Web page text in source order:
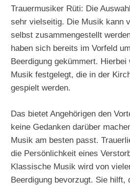
Trauermusiker Rüti: Die
sehr vielseitig. Die Musik kann
selbst zusammengestellt
haben sich bereits im Vorfeld
Beerdigung gekümmert. Hierbei
Musik festgelegt, die in der
gespielt werden.
Das bietet Angehörigen den
keine Gedanken darüber
Musik am besten passt.
die Persönlichkeit eines
Klassische Musik wird von
Beerdigung bevorzugt. Sie hilft,